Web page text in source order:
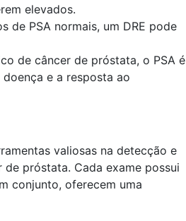
elevados.
de PSA normais, um DRE pode
de câncer de próstata, o PSA é
e a resposta ao
valiosas na detecção e
próstata. Cada exame possui
conjunto, oferecem uma